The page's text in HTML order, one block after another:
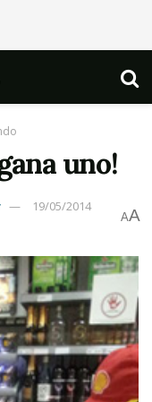
uno!
19/05/2014
AA